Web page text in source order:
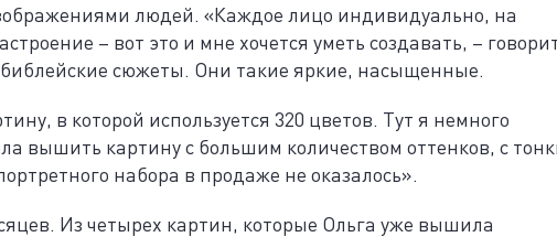
людей. «Каждое лицо индивидуально, на
– вот это и мне хочется уметь создавать, –
сюжеты. Они такие яркие, насыщенные.
в которой используется 320 цветов. Тут я немного
вышить картину с большим количеством оттенков, с
набора в продаже не оказалось».
Из четырех картин, которые Ольга уже вышила